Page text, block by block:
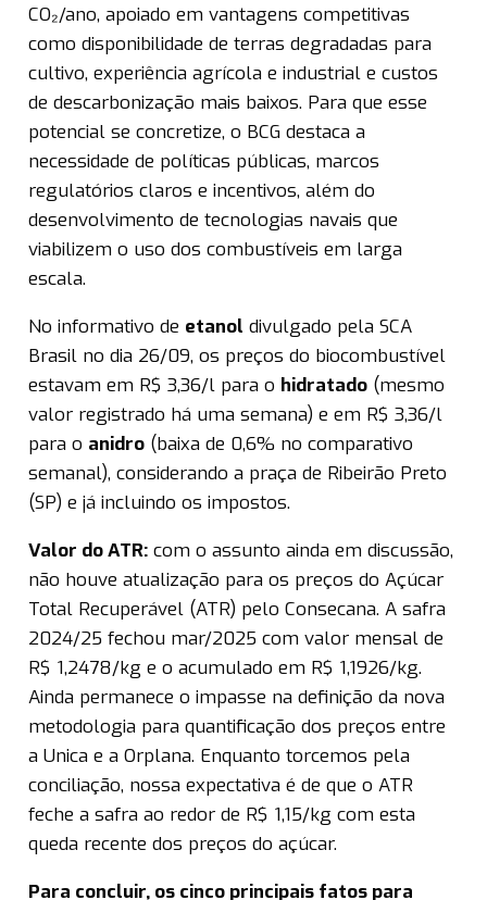
CO₂/ano, apoiado em vantagens competitivas
como disponibilidade de terras degradadas para
cultivo, experiência agrícola e industrial e custos
de descarbonização mais baixos. Para que esse
potencial se concretize, o BCG destaca a
necessidade de políticas públicas, marcos
regulatórios claros e incentivos, além do
desenvolvimento de tecnologias navais que
viabilizem o uso dos combustíveis em larga
escala.
No informativo de etanol divulgado pela SCA
Brasil no dia 26/09, os preços do biocombustível
estavam em R$ 3,36/l para o hidratado (mesmo
valor registrado há uma semana) e em R$ 3,36/l
para o anidro (baixa de 0,6% no comparativo
semanal), considerando a praça de Ribeirão Preto
(SP) e já incluindo os impostos.
Valor do ATR: com o assunto ainda em discussão,
não houve atualização para os preços do Açúcar
Total Recuperável (ATR) pelo Consecana. A safra
2024/25 fechou mar/2025 com valor mensal de
R$ 1,2478/kg e o acumulado em R$ 1,1926/kg.
Ainda permanece o impasse na definição da nova
metodologia para quantificação dos preços entre
a Unica e a Orplana. Enquanto torcemos pela
conciliação, nossa expectativa é de que o ATR
feche a safra ao redor de R$ 1,15/kg com esta
queda recente dos preços do açúcar.
Para concluir, os cinco principais fatos para